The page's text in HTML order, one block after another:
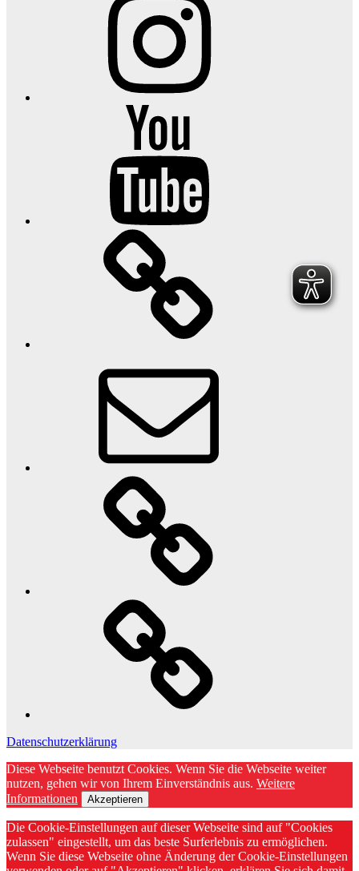
www.armpower.de
Datenschutzerklärung
Diese Webseite benutzt Cookies. Wenn Sie die Webseite weiter
nutzen, gehen wir von Ihrem Einverständnis aus. Weitere
Informationen
Akzeptieren
Die Cookie-Einstellungen auf dieser Webseite sind auf "Cookies
zulassen" eingestellt, um das beste Surferlebnis zu ermöglichen.
Wenn Sie diese Webseite ohne Änderung der Cookie-Einstellungen